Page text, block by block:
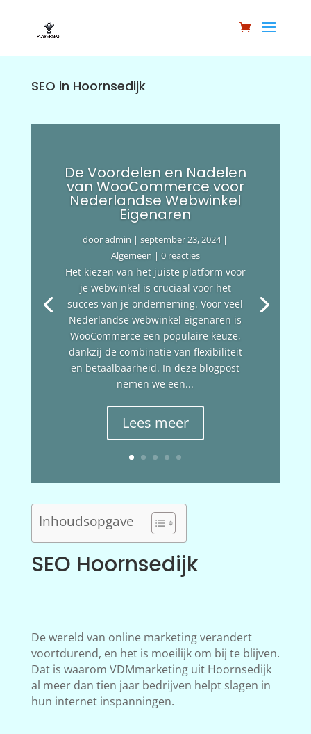
SEO in Hoornsedijk
De Voordelen en Nadelen
van WooCommerce voor
Nederlandse Webwinkel
Eigenaren
dooradmin |september 23, 2024|
Algemeen | 0 reacties
Het kiezen van het juiste platform voor
je webwinkel is cruciaal voor het
succes van je onderneming. Voor veel
Nederlandse webwinkel eigenaren is
WooCommerce een populaire keuze,
dankzij de combinatie van flexibiliteit
en betaalbaarheid. In deze blogpost
nemen we een...
Lees meer
Inhoudsopgave
SEO Hoornsedijk
De wereld van online marketing verandert
voortdurend, en het is moeilijk om bij te blijven.
Dat is waarom VDMmarketing uit Hoornsedijk
al meer dan tien jaar bedrijven helpt slagen in
hun internet inspanningen.